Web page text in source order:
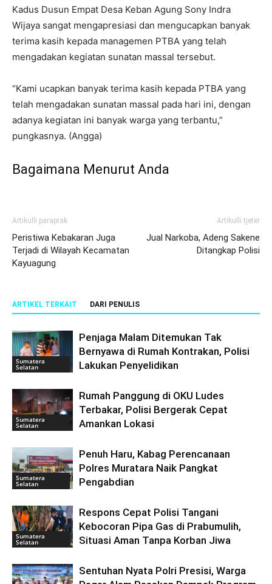
Kadus Dusun Empat Desa Keban Agung Sony Indra
Wijaya sangat mengapresiasi dan mengucapkan banyak
terima kasih kepada managemen PTBA yang telah
mengadakan kegiatan sunatan massal tersebut.
“Kami ucapkan banyak terima kasih kepada PTBA yang
telah mengadakan sunatan massal pada hari ini, dengan
adanya kegiatan ini banyak warga yang terbantu,”
pungkasnya. (Angga)
Bagaimana Menurut Anda
Artikulli paraprak
Peristiwa Kebakaran Juga
Terjadi di Wilayah Kecamatan
Kayuagung
Artikulli tjetër
Jual Narkoba, Adeng Sakene
Ditangkap Polisi
ARTIKEL TERKAIT DARI PENULIS
Sumatera
Selatan
Penjaga Malam Ditemukan Tak
Bernyawa di Rumah Kontrakan, Polisi
Lakukan Penyelidikan
Sumatera
Selatan
Rumah Panggung di OKU Ludes
Terbakar, Polisi Bergerak Cepat
Amankan Lokasi
Sumatera
Selatan
Penuh Haru, Kabag Perencanaan
Polres Muratara Naik Pangkat
Pengabdian
Sumatera
Selatan
Respons Cepat Polisi Tangani
Kebocoran Pipa Gas di Prabumulih,
Situasi Aman Tanpa Korban Jiwa
Sentuhan Nyata Polri Presisi, Warga